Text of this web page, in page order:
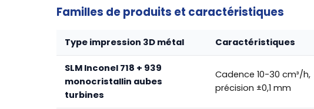
Familles de produits et caractéristiques
Type impression 3D métal Caractéristiques
SLM Inconel 718 + 939
monocristallin aubes
turbines
Cadence 10-30 cm³/h,
précision ±0,1 mm